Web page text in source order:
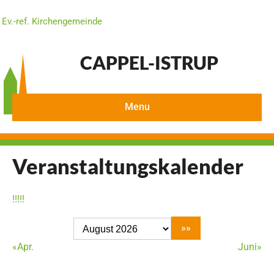
Ev.-ref. Kirchengemeinde
CAPPEL-ISTRUP
Menu
Veranstaltungskalender
!!!!!
«Apr. Juni»